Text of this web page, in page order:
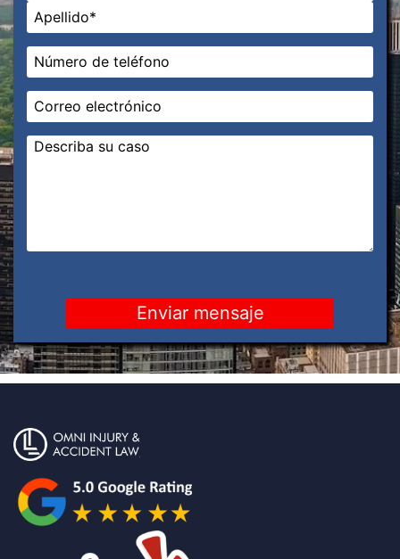
En primer lugar
Última
Teléfono*
Correo
electrónico*
Mensaje*